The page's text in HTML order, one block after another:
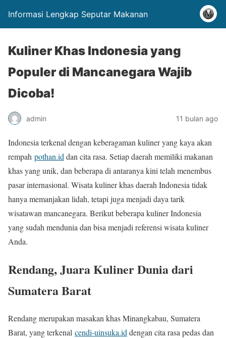
Informasi Lengkap Seputar Makanan
Kuliner Khas Indonesia yang
Populer di Mancanegara Wajib
Dicoba!
admin 11 bulan ago
Indonesia terkenal dengan keberagaman kuliner yang kaya akan
rempah pothan.id dan cita rasa. Setiap daerah memiliki makanan
khas yang unik, dan beberapa di antaranya kini telah menembus
pasar internasional. Wisata kuliner khas daerah Indonesia tidak
hanya memanjakan lidah, tetapi juga menjadi daya tarik
wisatawan mancanegara. Berikut beberapa kuliner Indonesia
yang sudah mendunia dan bisa menjadi referensi wisata kuliner
Anda.
Rendang, Juara Kuliner Dunia dari
Sumatera Barat
Rendang merupakan masakan khas Minangkabau, Sumatera
Barat, yang terkenal cendi-uinsuka.id dengan cita rasa pedas dan